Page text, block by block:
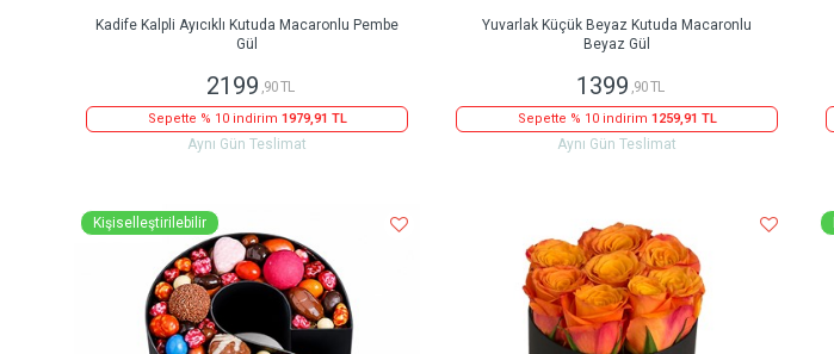
Kadife Kalpli Ayıcıklı Kutuda Macaronlu Pembe
Gül
2199 ,90 TL
Sepette % 10 indirim 1979,91 TL
Aynı Gün Teslimat
Yuvarlak Küçük Beyaz Kutuda Macaronlu
Beyaz Gül
1399 ,90 TL
Sepette % 10 indirim 1259,91 TL
Aynı Gün Teslimat
Kişiselleştirilebilir